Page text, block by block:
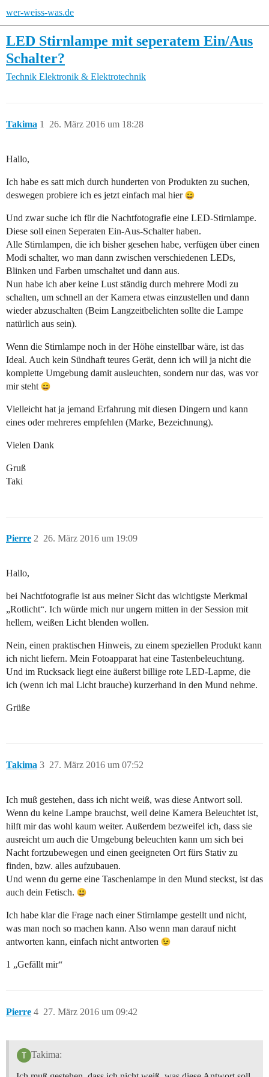
wer-weiss-was.de
LED Stirnlampe mit seperatem Ein/Aus
Schalter?
Technik Elektronik & Elektrotechnik
Takima 26. März 2016 um 18:28
1
Hallo,
Ich habe es satt mich durch hunderten von Produkten zu suchen,
deswegen probiere ich es jetzt einfach mal hier
Und zwar suche ich für die Nachtfotografie eine LED-Stirnlampe.
Diese soll einen Seperaten Ein-Aus-Schalter haben.
Alle Stirnlampen, die ich bisher gesehen habe, verfügen über einen
Modi schalter, wo man dann zwischen verschiedenen LEDs,
Blinken und Farben umschaltet und dann aus.
Nun habe ich aber keine Lust ständig durch mehrere Modi zu
schalten, um schnell an der Kamera etwas einzustellen und dann
wieder abzuschalten (Beim Langzeitbelichten sollte die Lampe
natürlich aus sein).
Wenn die Stirnlampe noch in der Höhe einstellbar wäre, ist das
Ideal. Auch kein Sündhaft teures Gerät, denn ich will ja nicht die
komplette Umgebung damit ausleuchten, sondern nur das, was vor
mir steht
Vielleicht hat ja jemand Erfahrung mit diesen Dingern und kann
eines oder mehreres empfehlen (Marke, Bezeichnung).
Vielen Dank
Gruß
Taki
Pierre 26. März 2016 um 19:09
2
Hallo,
bei Nachtfotografie ist aus meiner Sicht das wichtigste Merkmal
„Rotlicht“. Ich würde mich nur ungern mitten in der Session mit
hellem, weißen Licht blenden wollen.
Nein, einen praktischen Hinweis, zu einem speziellen Produkt kann
ich nicht liefern. Mein Fotoapparat hat eine Tastenbeleuchtung.
Und im Rucksack liegt eine äußerst billige rote LED-Lapme, die
ich (wenn ich mal Licht brauche) kurzerhand in den Mund nehme.
Grüße
Takima 27. März 2016 um 07:52
3
Ich muß gestehen, dass ich nicht weiß, was diese Antwort soll.
Wenn du keine Lampe brauchst, weil deine Kamera Beleuchtet ist,
hilft mir das wohl kaum weiter. Außerdem bezweifel ich, dass sie
ausreicht um auch die Umgebung beleuchten kann um sich bei
Nacht fortzubewegen und einen geeigneten Ort fürs Stativ zu
finden, bzw. alles aufzubauen.
Und wenn du gerne eine Taschenlampe in den Mund steckst, ist das
auch dein Fetisch.
Ich habe klar die Frage nach einer Stirnlampe gestellt und nicht,
was man noch so machen kann. Also wenn man darauf nicht
antworten kann, einfach nicht antworten
1 „Gefällt mir“
Pierre 27. März 2016 um 09:42
4
Takima: